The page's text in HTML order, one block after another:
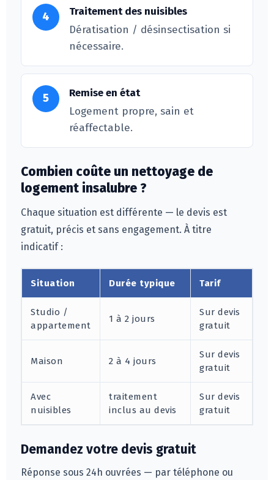
4
Traitement des nuisibles
Dératisation / désinsectisation si
nécessaire.
5
Remise en état
Logement propre, sain et
réaffectable.
Combien coûte un nettoyage de
logement insalubre ?
Chaque situation est différente — le devis est
gratuit, précis et sans engagement. À titre
indicatif :
Situation Durée typique Tarif
Studio /
appartement
1 à 2 jours
Sur devis
gratuit
Maison 2 à 4 jours
Sur devis
gratuit
Avec
nuisibles
traitement
inclus au devis
Sur devis
gratuit
Demandez votre devis gratuit
Réponse sous 24h ouvrées — par téléphone ou